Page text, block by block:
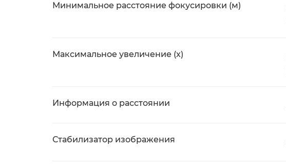
Минимальное расстояние фокусировки (м)
Максимальное увеличение (x)
Информация о расстоянии
Стабилизатор изображения